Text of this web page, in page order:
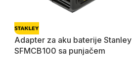
Adapter za aku baterije Stanley
SFMCB100 sa punjačem